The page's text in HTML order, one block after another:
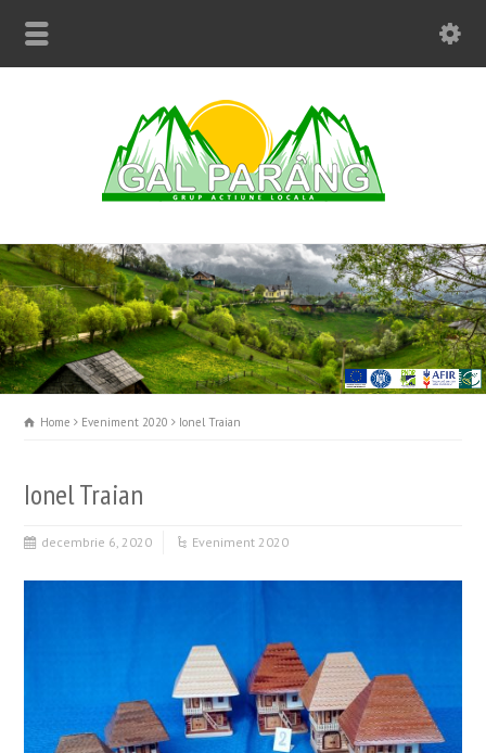
Home Eveniment 2020 Ionel Traian
Ionel Traian
decembrie 6, 2020 Eveniment 2020